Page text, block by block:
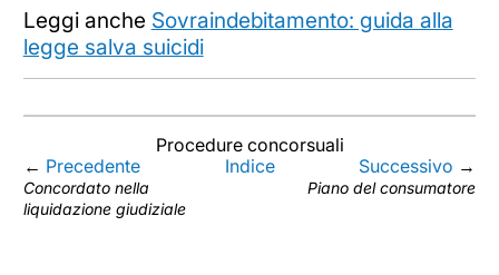
Leggi anche Sovraindebitamento: guida alla
legge salva suicidi
Procedure concorsuali
← Precedente
Concordato nella
liquidazione giudiziale
Indice Successivo →
Piano del consumatore